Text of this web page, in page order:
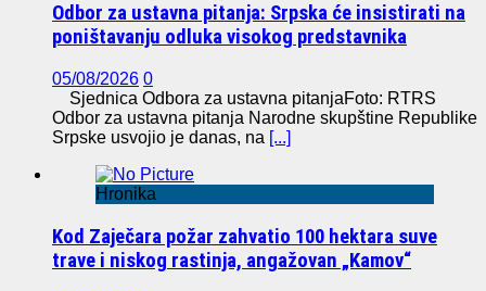
Odbor za ustavna pitanja: Srpska će insistirati na
poništavanju odluka visokog predstavnika
05/08/2026 0
Sjednica Odbora za ustavna pitanjaFoto: RTRS
Odbor za ustavna pitanja Narodne skupštine Republike
Srpske usvojio je danas, na [...]
Hronika
Kod Zaječara požar zahvatio 100 hektara suve
trave i niskog rastinja, angažovan „Kamov“